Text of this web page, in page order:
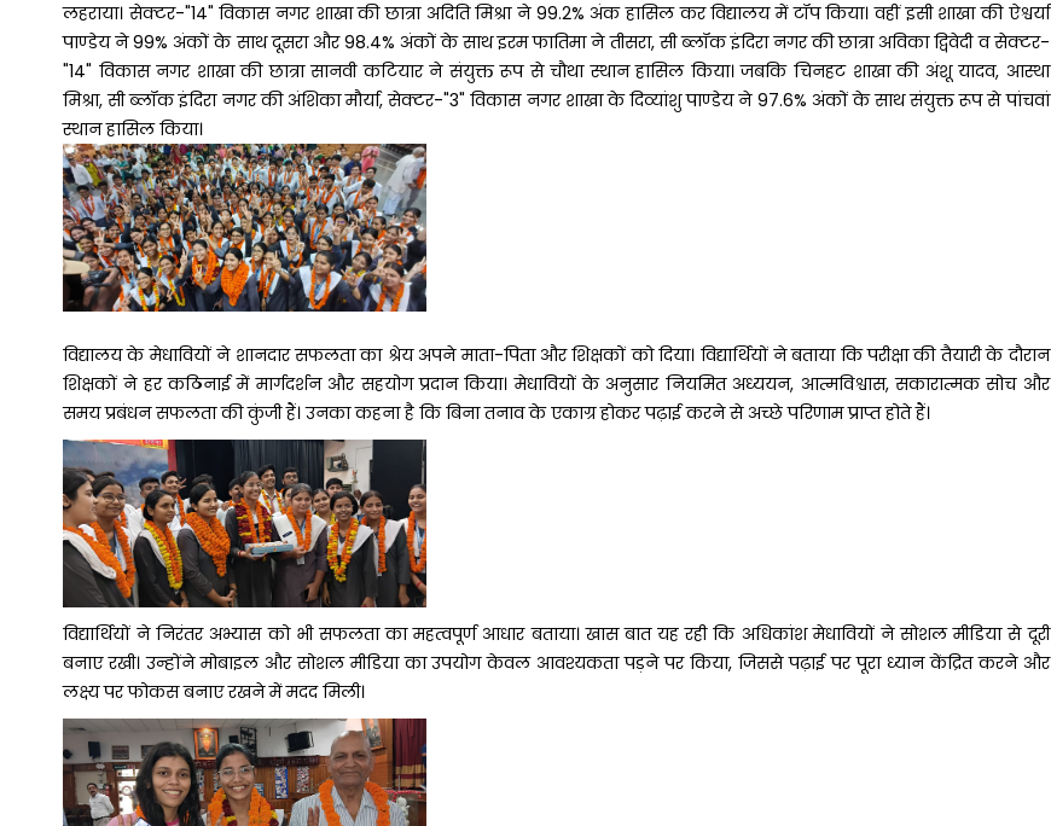
लहराया। सेक्टर-"14" विकास नगर शाखा की छात्रा अदिति मिश्रा ने 99.2% अंक हासिल कर विद्यालय में टॉप किया। वहीं इसी शाखा की ऐश्वर्या
पाण्डेय ने 99% अंकों के साथ दूसरा और 98.4% अंकों के साथ इरम फातिमा ने तीसरा, सी ब्लॉक इंदिरा नगर की छात्रा अविका द्विवेदी व सेक्टर-
"14" विकास नगर शाखा की छात्रा सानवी कटियार ने संयुक्त रूप से चौथा स्थान हासिल किया। जबकि चिनहट शाखा की अंशू यादव, आस्था
मिश्रा, सी ब्लॉक इंदिरा नगर की अंशिका मौर्या, सेक्टर-"3" विकास नगर शाखा के दिव्यांशु पाण्डेय ने 97.6% अंकों के साथ संयुक्त रूप से पांचवां
स्थान हासिल किया।
विद्यालय के मेधावियों ने शानदार सफलता का श्रेय अपने माता-पिता और शिक्षकों को दिया। विद्यार्थियों ने बताया कि परीक्षा की तैयारी के दौरान
शिक्षकों ने हर कठिनाई में मार्गदर्शन और सहयोग प्रदान किया। मेधावियों के अनुसार नियमित अध्ययन, आत्मविश्वास, सकारात्मक सोच और
समय प्रबंधन सफलता की कुंजी हैं। उनका कहना है कि बिना तनाव के एकाग्र होकर पढ़ाई करने से अच्छे परिणाम प्राप्त होते हैं।
विद्यार्थियों ने निरंतर अभ्यास को भी सफलता का महत्वपूर्ण आधार बताया। खास बात यह रही कि अधिकांश मेधावियों ने सोशल मीडिया से दूरी
बनाए रखी। उन्होंने मोबाइल और सोशल मीडिया का उपयोग केवल आवश्यकता पड़ने पर किया, जिससे पढ़ाई पर पूरा ध्यान केंद्रित करने और
लक्ष्य पर फोकस बनाए रखने में मदद मिली।